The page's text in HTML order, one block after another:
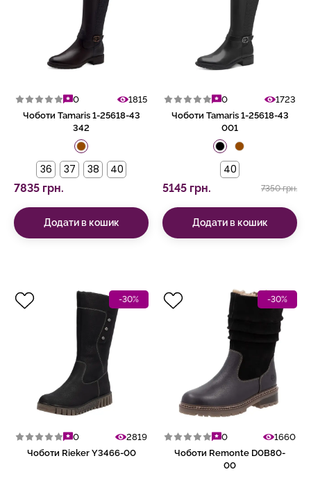
0
1815
Чоботи Tamaris 1-25618-43
342
36 37 38 40
7835 грн.
Додати в кошик
0
1723
Чоботи Tamaris 1-25618-43
001
40
5145 грн. 7350 грн.
Додати в кошик
-30%
0
2819
Чоботи Rieker Y3466-00
-30%
0
1660
Чоботи Remonte D0B80-
00